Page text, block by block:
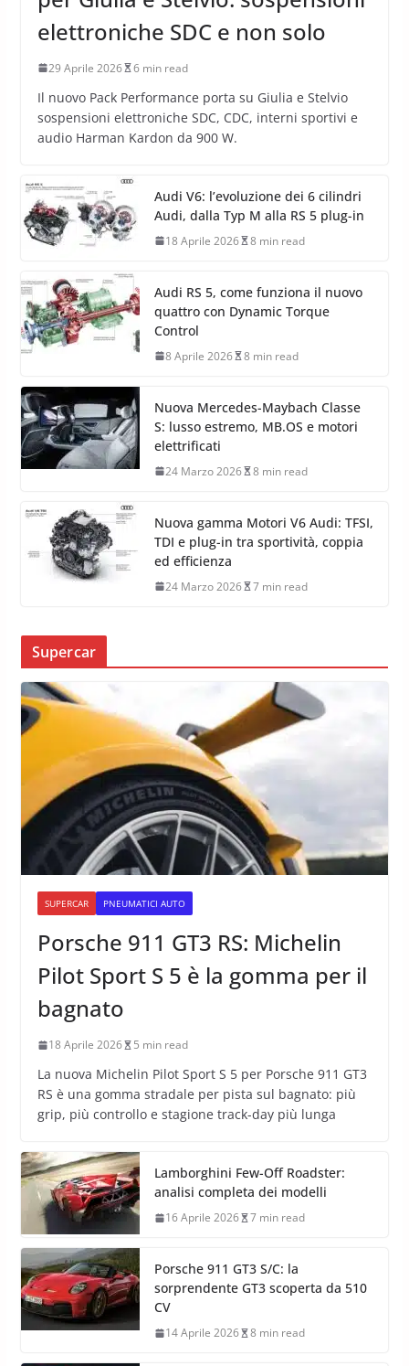
elettroniche SDC e non solo
29 Aprile 2026 6 min read
Il nuovo Pack Performance porta su Giulia e Stelvio
sospensioni elettroniche SDC, CDC, interni sportivi e
audio Harman Kardon da 900 W.
Audi V6: l’evoluzione dei 6 cilindri
Audi, dalla Typ M alla RS 5 plug-in
18 Aprile 2026 8 min read
Audi RS 5, come funziona il nuovo
quattro con Dynamic Torque
Control
8 Aprile 2026 8 min read
Nuova Mercedes-Maybach Classe
S: lusso estremo, MB.OS e motori
elettrificati
24 Marzo 2026 8 min read
Nuova gamma Motori V6 Audi: TFSI,
TDI e plug-in tra sportività, coppia
ed efficienza
24 Marzo 2026 7 min read
Supercar
SUPERCAR PNEUMATICI AUTO
Porsche 911 GT3 RS: Michelin
Pilot Sport S 5 è la gomma per il
bagnato
18 Aprile 2026 5 min read
La nuova Michelin Pilot Sport S 5 per Porsche 911 GT3
RS è una gomma stradale per pista sul bagnato: più
grip, più controllo e stagione track-day più lunga
Lamborghini Few-Off Roadster:
analisi completa dei modelli
16 Aprile 2026 7 min read
Porsche 911 GT3 S/C: la
sorprendente GT3 scoperta da 510
CV
14 Aprile 2026 8 min read